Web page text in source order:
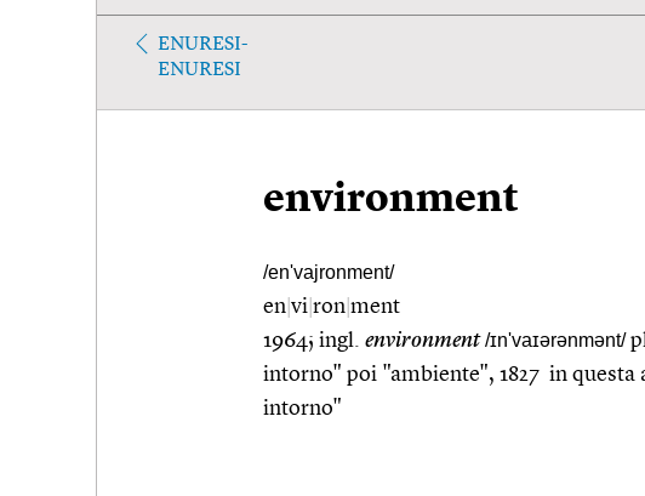
ENURESI-
ENURESI
environment
/en'vajronment/
en vi ron ment
1964; ingl. environment /ɪn'vaɪərənmənt/
intorno" poi "ambiente", 1827 in questa
intorno"